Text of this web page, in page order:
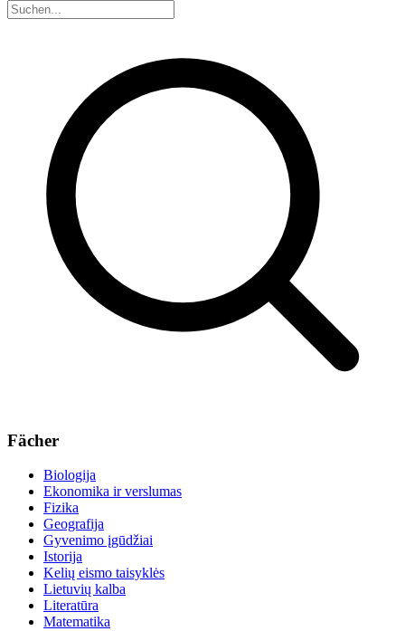
Fächer
Biologija
Ekonomika ir verslumas
Fizika
Geografija
Gyvenimo įgūdžiai
Istorija
Kelių eismo taisyklės
Lietuvių kalba
Literatūra
Matematika